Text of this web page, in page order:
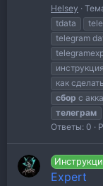
Helsey
tdata
telegram
инструкция
как сделать
сбор с
телеграм
Ответы: 0
Expert